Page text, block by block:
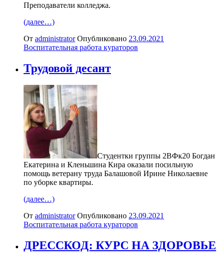
Преподаватели колледжа.
(далее…)
От administrator Опубликовано 23.09.2021
Воспитательная работа кураторов
Трудовой десант
Студентки группы 2ВФк20 Богдан
Екатерина и Кленьшина Кира оказали посильную
помощь ветерану труда Балашовой Ирине Николаевне
по уборке квартиры.
(далее…)
От administrator Опубликовано 23.09.2021
Воспитательная работа кураторов
ДРЕССКОД: КУРС НА ЗДОРОВЬЕ